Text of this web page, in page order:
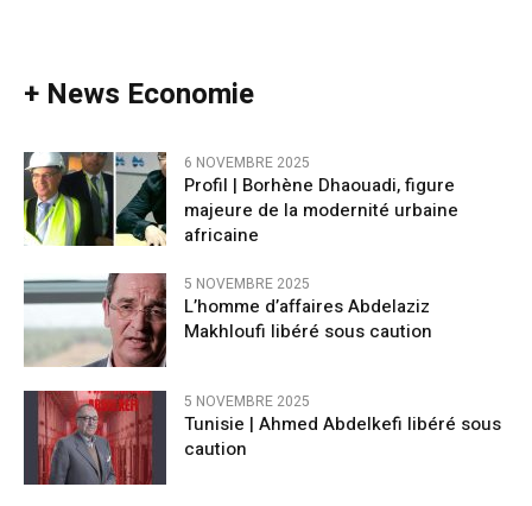
+ News Economie
6 NOVEMBRE 2025
Profil | Borhène Dhaouadi, figure
majeure de la modernité urbaine
africaine
5 NOVEMBRE 2025
L’homme d’affaires Abdelaziz
Makhloufi libéré sous caution
5 NOVEMBRE 2025
Tunisie | Ahmed Abdelkefi libéré sous
caution